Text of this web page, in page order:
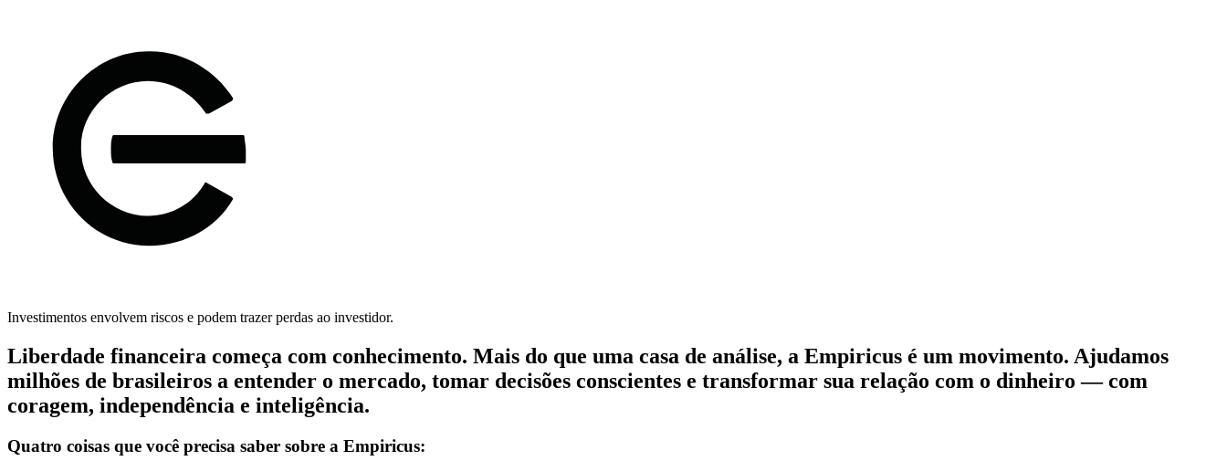
Investimentos envolvem riscos e podem trazer perdas ao investidor.
Liberdade financeira começa com conhecimento. Mais do que uma casa de análise, a Empiricus é um movimento. Ajudamos
milhões de brasileiros a entender o mercado, tomar decisões conscientes e transformar sua relação com o dinheiro — com
coragem, independência e inteligência.
Quatro coisas que você precisa saber sobre a Empiricus: